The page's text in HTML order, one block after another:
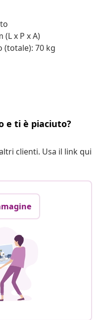
(L x P x A)
(totale): 70 kg
e ti è piaciuto?
clienti. Usa il link qui